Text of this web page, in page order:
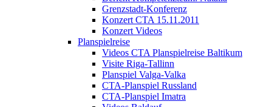
Grenzstadt-Konferenz
Konzert CTA 15.11.2011
Konzert Videos
Planspielreise
Videos CTA Planspielreise Baltikum
Visite Riga-Tallinn
Planspiel Valga-Valka
CTA-Planspiel Russland
CTA-Planspiel Imatra